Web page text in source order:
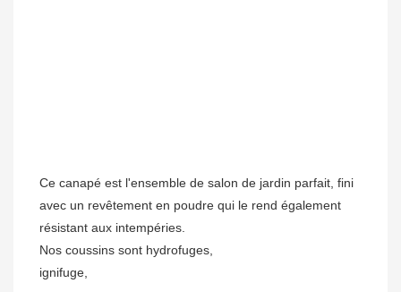
Ce canapé est l'ensemble de salon de jardin parfait, fini
avec un revêtement en poudre qui le rend également
résistant aux intempéries.